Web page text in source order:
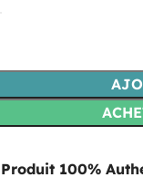
Produit 100%